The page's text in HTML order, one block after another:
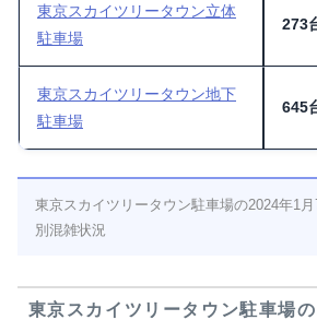
東京スカイツリータウン立体
駐車場
273
東京スカイツリータウン地下
駐車場
645
東京スカイツリータウン駐車場の2024年1
別混雑状況
東京スカイツリータウン駐車場